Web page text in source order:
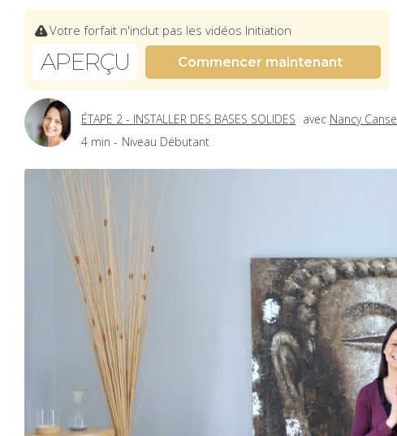
Votre forfait n'inclut pas les vidéos Initiation
APERÇU Commencer maintenant
ÉTAPE 2 - INSTALLER DES BASES SOLIDES avec Nancy Canse
4 min - Niveau Débutant